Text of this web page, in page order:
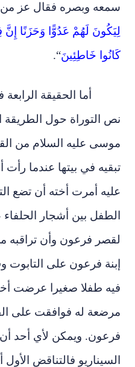
سمعه وبصره فقال عز من
لِيَكُونَ لَهُمْ عَدُوًّا وَحَزَنًا
كَانُوا خَاطِئِينَ“.
أما الحقيقة
نص التوراة حول الطريقة
موسى عليه السلام من
تبقيه في بيتها عندما
عليه أمرت أخته أن تضع
الطفل بين أشجار
لقصر فرعون وأن تراقبه
إبنة فرعون على
فيه طفلا صغيرا عرضت
مرضعة له فوافقت على
فرعون. ويمكن لأي أحد
السيناريو فالتناقض